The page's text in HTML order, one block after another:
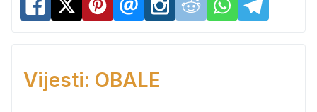
Vijesti: OBALE